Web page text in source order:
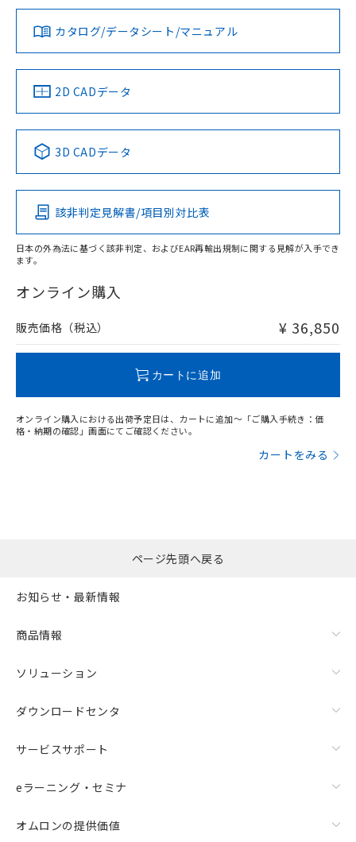
ダウンロードデータをご利用いただく前に、以下を必ずお読
みください。
ソフトウェアの使用条件
対応済み
中国 RoHS 注意事項・凡例
Pb Hg Cd Cr(VI)
O
在庫等で未対応品が混在する可能性があります。
問い合わせください。
LR型式承認
（イギリス
船舶規格）
DNV型式承認
（ノルウェー
BV型式承認
（フランス
KR型式
（韓国
Yes No No No
この製品の規格認証/適合状況ページへ
その他の認証はこちらのページからご検索ください
カタログ/データシート/マニュアル
2D CADデータ
3D CADデータ
該非判定見解書/項目別対比表
日本の外為法に基づく該非判定、およびEAR再輸出規制に関する見解が入手でき
ます。
オンライン購入
販売価格（税込） ¥ 36,850
カートに追加
オンライン購入における出荷予定日は、カートに追加～「ご購入手続き：価
格・納期の確認」画面にてご確認ください。
カートをみる
ページ先頭へ戻る
お知らせ・最新情報
商品情報
ソリューション
ダウンロードセンタ
サービスサポート
eラーニング・セミナ
オムロンの提供価値